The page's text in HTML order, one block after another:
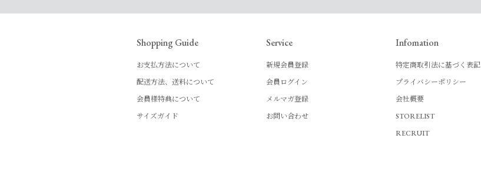
Shopping Guide
お支払方法について
配送方法、送料について
会員様特典について
サイズガイド
Service
新規会員登録
会員ログイン
メルマガ登録
お問い合わせ
Infomation
特定商取引法に基づく表記
プライバシーポリシー
会社概要
STORELIST
RECRUIT